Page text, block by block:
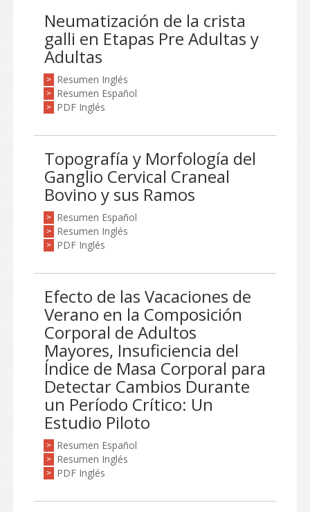
Neumatización de la crista
galli en Etapas Pre Adultas y
Adultas
> Resumen Inglés
> Resumen Español
> PDF Inglés
Topografía y Morfología del
Ganglio Cervical Craneal
Bovino y sus Ramos
> Resumen Español
> Resumen Inglés
> PDF Inglés
Efecto de las Vacaciones de
Verano en la Composición
Corporal de Adultos
Mayores, Insuficiencia del
Índice de Masa Corporal para
Detectar Cambios Durante
un Período Crítico: Un
Estudio Piloto
> Resumen Español
> Resumen Inglés
> PDF Inglés